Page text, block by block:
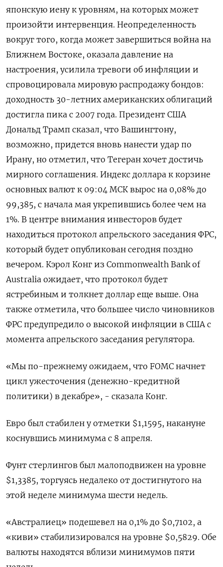
японскую иену к уровням, на которых может
произойти интервенция. Неопределенность
вокруг того, когда может завершиться война на
Ближнем Востоке, оказала давление на ​
настроения, усилила тревоги об инфляции ​и
спровоцировала мировую ​распродажу бондов:
доходность ⁠30-летних американских облигаций
достигла пика с 2007 года. Президент США
‌Дональд Трамп сказал, что Вашингтону,
‌возможно, придется вновь нанести удар по
Ирану, но отметил, что Тегеран хочет достичь
мирного ​соглашения. Индекс доллара к корзине
основных валют к 09:04 МСК вырос ‌на 0,08% до
99,385, с начала мая укрепившись более чем ​на
1%. В центре внимания инвесторов будет
находиться протокол апрельского заседания ФРС,
который ‌будет опубликован сегодня поздно
вечером. Кэрол Конг из Commonwealth Bank of
Australia ожидает, что протокол будет
ястребиным и толкнет доллар еще ​выше. Она
также отметила, ​что большее число ‌чиновников
ФРС предупредило о высокой инфляции в США с
момента апрельского ​заседания регулятора.
«Мы по-прежнему ожидаем, что FOMC начнет
цикл ужесточения (денежно-кредитной
политики) в декабре», - сказала Конг.
Евро был стабилен у отметки $1,1595, накануне
коснувшись минимума с 8 апреля.
Фунт стерлингов был малоподвижен на уровне
$1,3385, торгуясь недалеко от достигнутого на
этой неделе минимума шести недель.
«Австралиец» подешевел на 0,1% до $0,7102, а
«киви» стабилизировался на уровне $0,5829. Обе
валюты находятся вблизи ​минимумов пяти